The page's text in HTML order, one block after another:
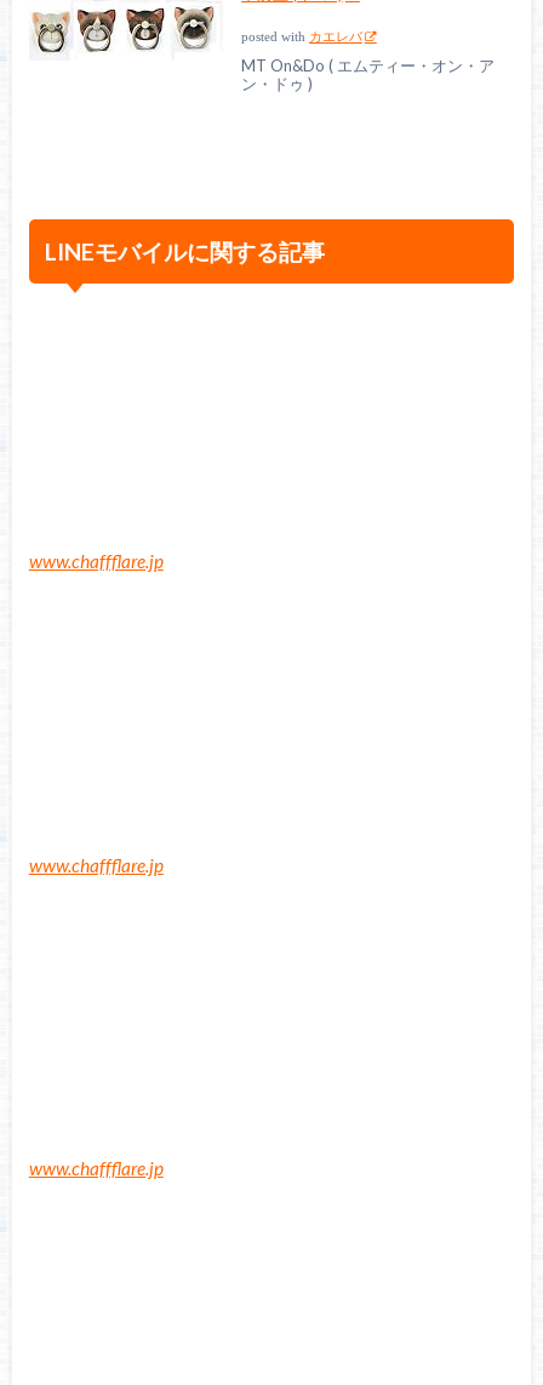
posted with カエレバ
MT On&Do ( エムティー・オン・ア
ン・ドゥ )
LINEモバイルに関する記事
www.chaffflare.jp
www.chaffflare.jp
www.chaffflare.jp